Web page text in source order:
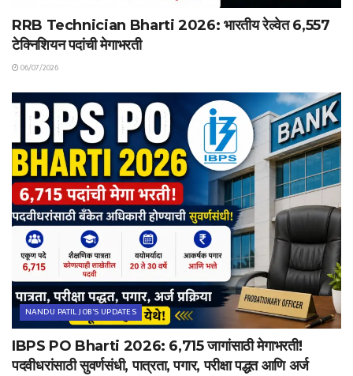
RRB Technician Bharti 2026: भारतीय रेल्वेत 6,557
टेक्निशियन पदांची मेगाभरती
06/07/2026
NANDU PATIL JOB'S UPDATES
IBPS PO Bharti 2026: 6,715 जागांसाठी मेगाभरती!
पदवीधरांसाठी सुवर्णसंधी, पात्रता, पगार, परीक्षा पद्धत आणि अर्ज